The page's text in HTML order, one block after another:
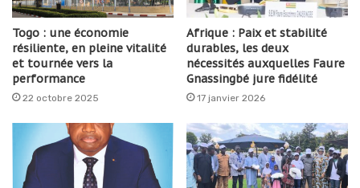
Togo : une économie
résiliente, en pleine vitalité
et tournée vers la
performance
22 octobre 2025
Afrique : Paix et stabilité
durables, les deux
nécessités auxquelles Faure
Gnassingbé jure fidélité
17 janvier 2026